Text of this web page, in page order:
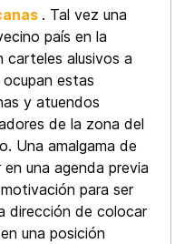
. Tal vez una
país en la
carteles alusivos a
estas
y atuendos
de la zona del
Una amalgama de
una agenda previa
para ser
dirección de colocar
una posición